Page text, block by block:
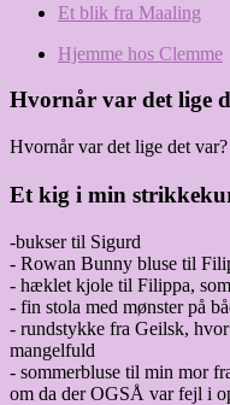
Et blik fra Maaling
Hjemme hos Clemme
Hvornår var det lige
Hvornår var det lige det var?
Et kig i min
-bukser til Sigurd
- Rowan Bunny bluse til
- hæklet kjole til Filippa,
- fin stola med mønster på
- rundstykke fra Geilsk,
mangelfuld
- sommerbluse til min mor
om da der OGSÅ var fejl i